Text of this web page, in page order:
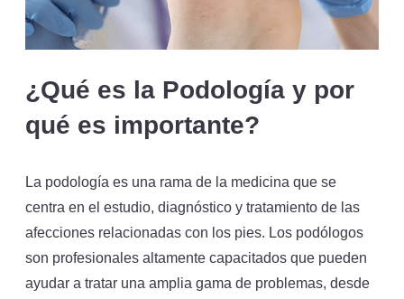
¿Qué es la Podología y por
qué es importante?
La podología es una rama de la medicina que se
centra en el estudio, diagnóstico y tratamiento de las
afecciones relacionadas con los pies. Los podólogos
son profesionales altamente capacitados que pueden
ayudar a tratar una amplia gama de problemas, desde